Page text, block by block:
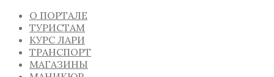
О ПОРТАЛЕ
ТУРИСТАМ
КУРС ЛАРИ
ТРАНСПОРТ
МАГАЗИНЫ